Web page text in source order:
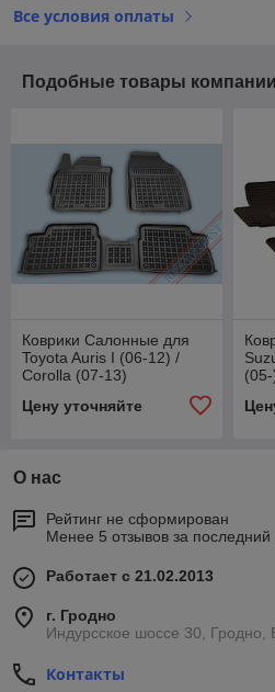
Все условия оплаты
Подобные товары компании
Коврики Салонные для
Toyota Auris I (06-12) /
Corolla (07-13)
Цену уточняйте
О нас
Рейтинг не сформирован
Менее 5 отзывов за последний
Работает с 21.02.2013
г. Гродно
Индурсское шоссе 30, Гродно,
Контакты